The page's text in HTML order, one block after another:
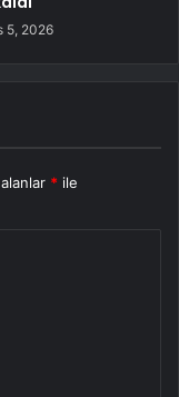
5, 2026
* ile